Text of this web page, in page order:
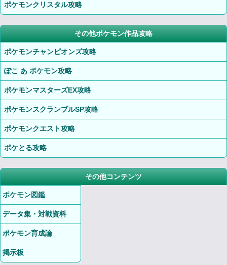
ポケモンクリスタル攻略
その他ポケモン作品攻略
ポケモンチャンピオンズ攻略
ぽこ あ ポケモン攻略
ポケモンマスターズEX攻略
ポケモンスクランブルSP攻略
ポケモンクエスト攻略
ポケとる攻略
その他コンテンツ
ポケモン図鑑
データ集・対戦資料
ポケモン育成論
掲示板